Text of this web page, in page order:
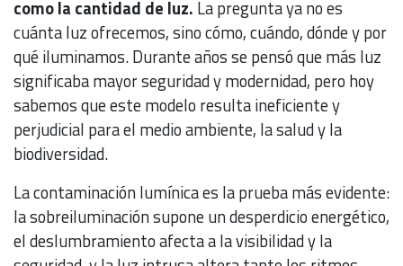
como la cantidad de luz. La pregunta ya no es
cuánta luz ofrecemos, sino cómo, cuándo, dónde y por
qué iluminamos. Durante años se pensó que más luz
significaba mayor seguridad y modernidad, pero hoy
sabemos que este modelo resulta ineficiente y
perjudicial para el medio ambiente, la salud y la
biodiversidad.
La contaminación lumínica es la prueba más evidente:
la sobreiluminación supone un desperdicio energético,
el deslumbramiento afecta a la visibilidad y la